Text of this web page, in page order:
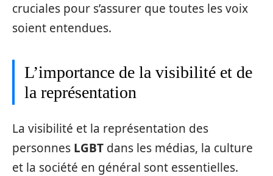
cruciales pour s’assurer que toutes les voix
soient entendues.
L’importance de la visibilité et de
la représentation
La visibilité et la représentation des
personnes LGBT dans les médias, la culture
et la société en général sont essentielles.